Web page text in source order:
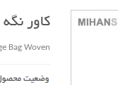
کاور
Bag Woven